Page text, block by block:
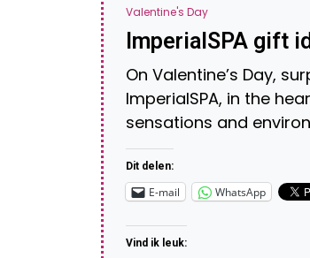
Valentine's Day
ImperialSPA gift
On Valentine’s Day,
ImperialSPA, in the
sensations and
Dit delen:
E-mail WhatsApp
Vind ik leuk: